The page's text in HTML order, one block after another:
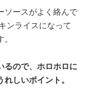
ソースがよく絡んで
ンライスになって
るので、ホロホロに
しいポイント。